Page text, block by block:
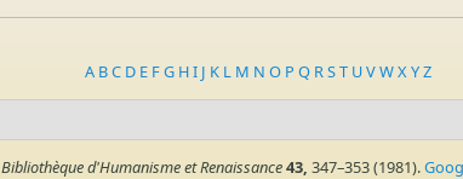
A BC D E FG HI J K L M N O P Q RST UVWXYZ
Bibliothèque d'Humanisme et Renaissance43, 347–353 (1981).